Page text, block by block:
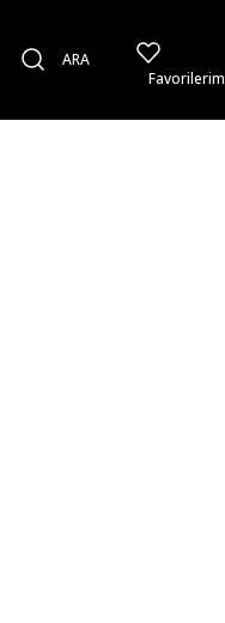
ARA
Favorilerim